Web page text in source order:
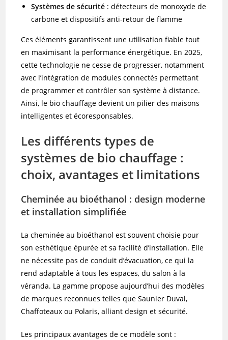
Systèmes de sécurité : détecteurs de monoxyde de
carbone et dispositifs anti-retour de flamme
Ces éléments garantissent une utilisation fiable tout
en maximisant la performance énergétique. En 2025,
cette technologie ne cesse de progresser, notamment
avec l’intégration de modules connectés permettant
de programmer et contrôler son système à distance.
Ainsi, le bio chauffage devient un pilier des maisons
intelligentes et écoresponsables.
Les différents types de
systèmes de bio chauffage :
choix, avantages et limitations
Cheminée au bioéthanol : design moderne
et installation simplifiée
La cheminée au bioéthanol est souvent choisie pour
son esthétique épurée et sa facilité d’installation. Elle
ne nécessite pas de conduit d’évacuation, ce qui la
rend adaptable à tous les espaces, du salon à la
véranda. La gamme propose aujourd’hui des modèles
de marques reconnues telles que Saunier Duval,
Chaffoteaux ou Polaris, alliant design et sécurité.
Les principaux avantages de ce modèle sont :